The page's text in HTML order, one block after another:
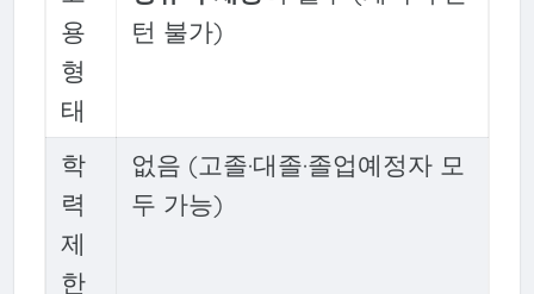
용
형
태
턴 불가)
학
력
제
한
없음 (고졸·대졸·졸업예정자 모
두 가능)